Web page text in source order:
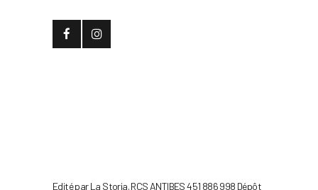
Edité par La Storia. RCS ANTIBES 451 886 998 Dépôt